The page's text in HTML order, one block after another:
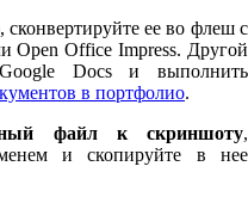
, сконвертируйте ее во флеш с
Open Office Impress. Другой
Docs и выполнить
в портфолио.
файл к скриншоту,
и скопируйте в нее